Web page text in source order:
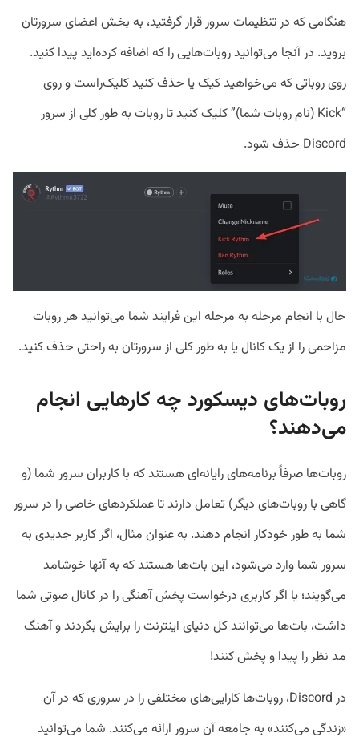
هنگامی که در تنظیمات سرور قرار گرفتید، به بخش اعضای سرورتان
بروید. در آنجا می‌توانید روبات‌هایی را که اضافه کرده‌اید پیدا کنید.
روی روباتی که می‌خواهید کیک یا حذف کنید کلیک‌راست و روی
“Kick (نام روبات شما)” کلیک کنید تا روبات به طور کلی از سرور
Discord حذف شود.
حال با انجام مرحله به مرحله این فرایند شما می‌توانید هر روبات
مزاحمی را از یک کانال یا به طور کلی از سرورتان به راحتی حذف کنید.
روبات‌های دیسکورد چه کارهایی انجام
می‌دهند؟
روبات‌ها صرفاً برنامه‌های رایانه‌ای هستند که با کاربران سرور شما (و
گاهی با روبات‌های دیگر) تعامل دارند تا عملکردهای خاصی را در سرور
شما به طور خودکار انجام دهند. به‌ عنوان‌ مثال، اگر کاربر جدیدی به
سرور شما وارد می‌شود، این بات‌ها هستند که به آنها خوشامد
می‌گویند؛ یا اگر کاربری درخواست پخش آهنگی را در کانال صوتی شما
داشت، بات‌ها می‌توانند کل دنیای اینترنت را برایش بگردند و آهنگ
مد نظر را پیدا و پخش کنند!
در Discord، روبات‌ها کارایی‌های مختلفی را در سروری که در آن
«زندگی می‌کنند» به جامعه آن سرور ارائه می‌کنند. شما می‌توانید